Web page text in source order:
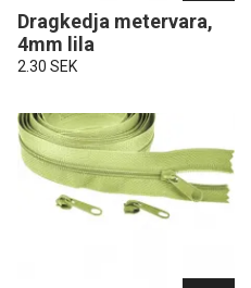
Dragkedja metervara,
4mm lila
2.30 SEK